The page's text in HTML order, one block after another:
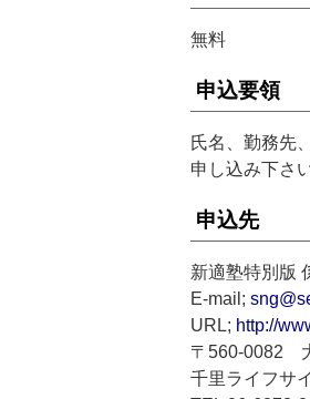
無料
申込要領
氏名、勤務先
申し込み下さ
申込先
新適塾特別版
E-mail;
URL; http://
〒560-0082
千里ライフサ